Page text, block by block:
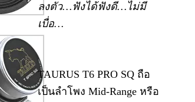
ลงตัว…ฟังได้ฟังดี…ไม่มี
เบื่อ…
TAURUS T6 PRO SQ ถือ
เป็นลำโพง Mid-Range หรือ